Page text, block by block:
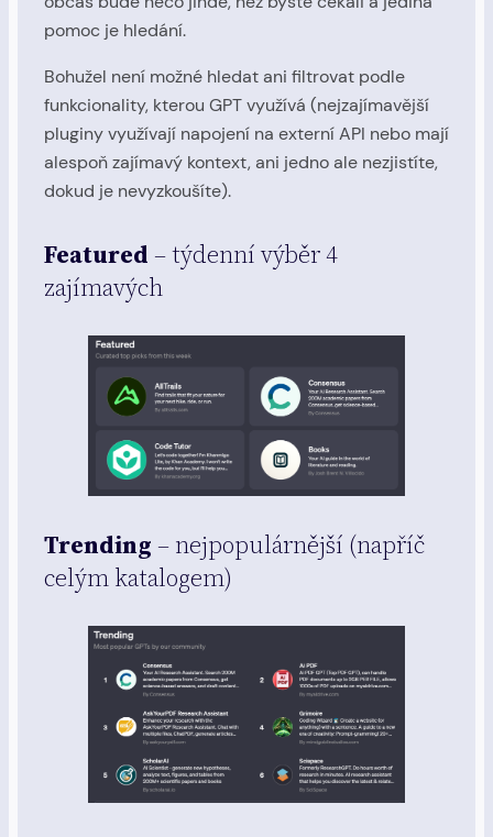
pomoc je hledání.
Bohužel není možné hledat ani filtrovat podle
funkcionality, kterou GPT využívá (nejzajímavější
pluginy využívají napojení na externí API nebo mají
alespoň zajímavý kontext, ani jedno ale nezjistíte,
dokud je nevyzkoušíte).
Featured – týdenní výběr 4
zajímavých
Trending – nejpopulárnější (napříč
celým katalogem)